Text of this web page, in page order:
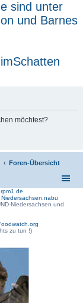
sind unter
und Barnes
möchtest?
Foren-Übersicht
Niedersachsen.nabu
Niedersachsen und
zu tun !)